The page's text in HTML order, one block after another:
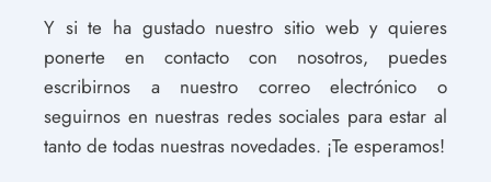
Y si te ha gustado nuestro sitio web y quieres
ponerte en contacto con nosotros, puedes
escribirnos a nuestro correo electrónico o
seguirnos en nuestras redes sociales para estar al
tanto de todas nuestras novedades. ¡Te esperamos!